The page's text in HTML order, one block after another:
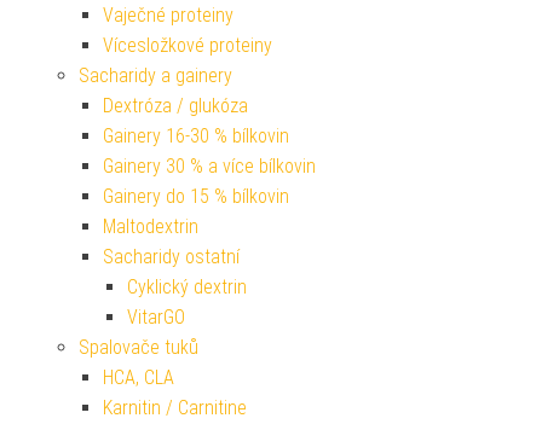
Vaječné proteiny
Vícesložkové proteiny
Sacharidy a gainery
Dextróza / glukóza
Gainery 16-30 % bílkovin
Gainery 30 % a více bílkovin
Gainery do 15 % bílkovin
Maltodextrin
Sacharidy ostatní
Cyklický dextrin
VitarGO
Spalovače tuků
HCA, CLA
Karnitin / Carnitine